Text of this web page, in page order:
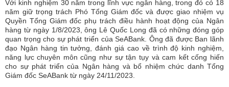
Với kinh nghiệm 30 năm trong lĩnh vực ngân hàng, trong đó có 18
năm giữ trọng trách Phó Tổng Giám đốc và được giao nhiệm vụ
Quyền Tổng Giám đốc phụ trách điều hành hoạt động của Ngân
hàng từ ngày 1/8/2023, ông Lê Quốc Long đã có những đóng góp
quan trọng cho sự phát triển của SeABank. Ông đã được Ban lãnh
đạo Ngân hàng tin tưởng, đánh giá cao về trình độ kinh nghiệm,
năng lực chuyên môn cũng như sự tận tụy và cam kết cống hiến
cho sự phát triển của Ngân hàng và bổ nhiệm chức danh Tổng
Giám đốc SeABank từ ngày 24/11/2023.